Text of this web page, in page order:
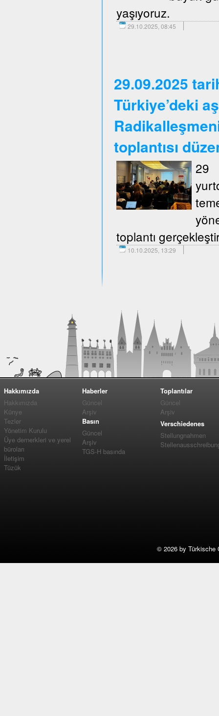
yaşıyoruz.
29.10.2025, 08:45
29.09.2025
Türkiye’deki
toplantısı
29
toplantı
10.10.2025, 13:29
Hakkımızda
Hakkımızda
Künye
Tezler
Yönetim Kurulu
Üye dernerkleri ve yerel
büroları
İletişim
Tüzük
Haberler
Güncel
Arşiv
Basın
Güncel
Arşiv
TGS-H basında
Toplantılar
Güncel
Arşiv
Verschiedenes
Stellungnahmen
© 2026 by Türkische